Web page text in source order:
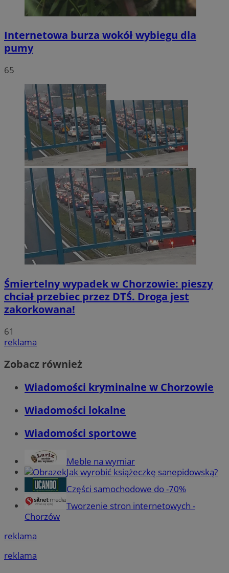
Internetowa burza wokół wybiegu dla
pumy
65
Śmiertelny wypadek w Chorzowie: pieszy
chciał przebiec przez DTŚ. Droga jest
zakorkowana!
61
reklama
Zobacz również
Wiadomości kryminalne w Chorzowie
Wiadomości lokalne
Wiadomości sportowe
Meble na wymiar
Jak wyrobić książeczkę sanepidowską?
Części samochodowe do -70%
Tworzenie stron internetowych -
Chorzów
reklama
reklama